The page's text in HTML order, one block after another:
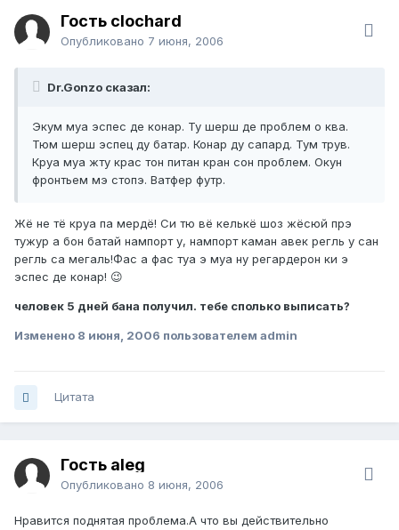
Гость clochard
Опубликовано 7 июня, 2006
Dr.Gonzo сказал:
Экум муа эспес де конар. Ту шерш де проблем о ква.
Тюм шерш эспец ду батар. Конар ду сапард. Тум трув.
Круа муа жту крас тон питан кран сон проблем. Окун
фронтьем мэ стопэ. Ватфер футр.
Жё не тё круа па мердё! Си тю вё келькё шоз жёсюй прэ
тужур а бон батай нампорт у, нампорт каман авек регль у сан
регль са мегаль!Фас а фас туа э муа ну регардерон ки э
эспес де конар! 😉
человек 5 дней бана получил. тебе сполько выписать?
Изменено 8 июня, 2006 пользователем admin
Цитата
Гость aleg
Опубликовано 8 июня, 2006
Нравится поднятая проблема.А что вы действительно